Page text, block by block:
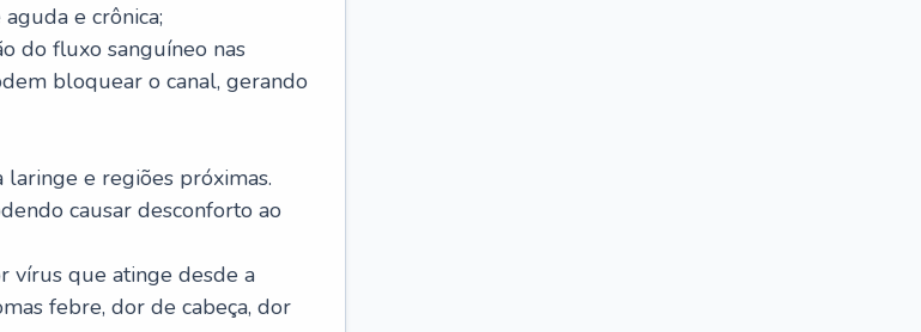
e crônica;
do fluxo sanguíneo nas
bloquear o canal, gerando
e regiões próximas.
causar desconforto ao
vírus que atinge desde a
febre, dor de cabeça, dor